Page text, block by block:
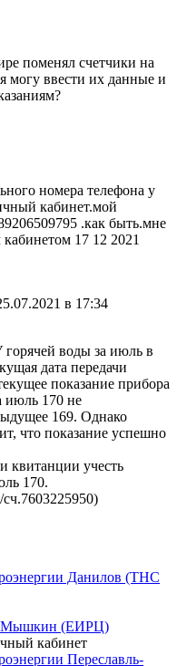
поменял счетчики на
могу ввести их данные и
номера телефона у
кабинет.мой
.как быть.мне
17 12 2021
в 17:34
воды за июль в
дата передачи
показание прибора
июль 170 не
169. Однако
что показание успешно
учесть
170.
Данилов (ТНС
Мышкин (ЕИРЦ)
кабинет
Переславль-